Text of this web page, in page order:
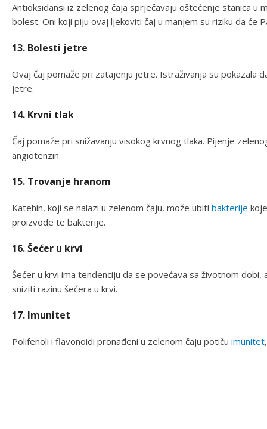
Antioksidansi iz zelenog čaja sprječavaju oštećenje stanica u
bolest. Oni koji piju ovaj ljekoviti čaj u manjem su riziku da će
13. Bolesti jetre
Ovaj čaj pomaže pri zatajenju jetre. Istraživanja su pokazala
jetre.
14. Krvni tlak
Čaj pomaže pri snižavanju visokog krvnog tlaka. Pijenje
angiotenzin.
15. Trovanje hranom
Katehin, koji se nalazi u zelenom čaju, može ubiti bakterije
proizvode te bakterije.
16. Šećer u krvi
Šećer u krvi ima tendenciju da se povećava sa životnom
sniziti razinu šećera u krvi.
17. Imunitet
Polifenoli i flavonoidi pronađeni u zelenom čaju potiču imunitet